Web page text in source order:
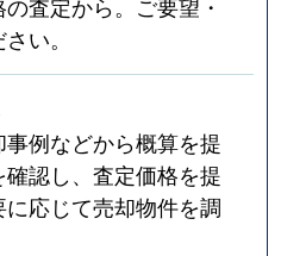
い。
例などから概算を提
認し、査定価格を提
応じて売却物件を調